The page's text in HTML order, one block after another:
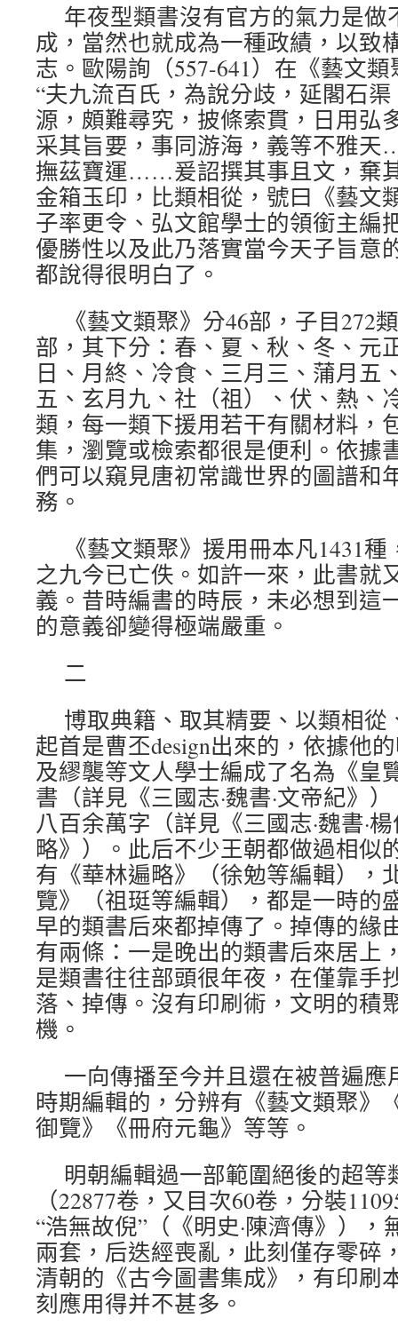
年夜型類書沒有官方的氣力是做
成，當然也就成為一種政績，以致
志。歐陽詢（557-641）在《藝文
“夫九流百氏，為說分歧，延閣石
源，頗難尋究，披條索貫，日用弘
采其旨要，事同游海，義等不雅
撫茲寶運……爰詔撰其事且文，棄
金箱玉印，比類相從，號曰《藝文
子率更令、弘文館學士的領銜主編
優勝性以及此乃落實當今天子旨意
都說得很明白了。
《藝文類聚》分46部，子目272
部，其下分：春、夏、秋、冬、元
日、月終、冷食、三月三、蒲月五
五、玄月九、社（祖）、伏、熱、
類，每一類下援用若干有關材料，
集，瀏覽或檢索都很是便利。依據
們可以窺見唐初常識世界的圖譜和
務。
《藝文類聚》援用冊本凡1431
之九今已亡佚。如許一來，此書就
義。昔時編書的時辰，未必想到這
的意義卻變得極端嚴重。
二
博取典籍、取其精要、以類相
起首是曹丕design出來的，依據他
及繆襲等文人學士編成了名為《皇
書（詳見《三國志·魏書·文帝紀》
八百余萬字（詳見《三國志·魏書·
略》）。此后不少王朝都做過相似
有《華林遍略》（徐勉等編輯），
覽》（祖珽等編輯），都是一時的
早的類書后來都掉傳了。掉傳的緣
有兩條：一是晚出的類書后來居上
是類書往往部頭很年夜，在僅靠手
落、掉傳。沒有印刷術，文明的積
機。
一向傳播至今并且還在被普遍
時期編輯的，分辨有《藝文類聚》
御覽》《冊府元龜》等等。
明朝編輯過一部範圍絕後的超
（22877卷，又目次60卷，分裝
“浩無故倪”（《明史·陳濟傳》）
兩套，后迭經喪亂，此刻僅存零碎
清朝的《古今圖書集成》，有印刷
刻應用得并不甚多。